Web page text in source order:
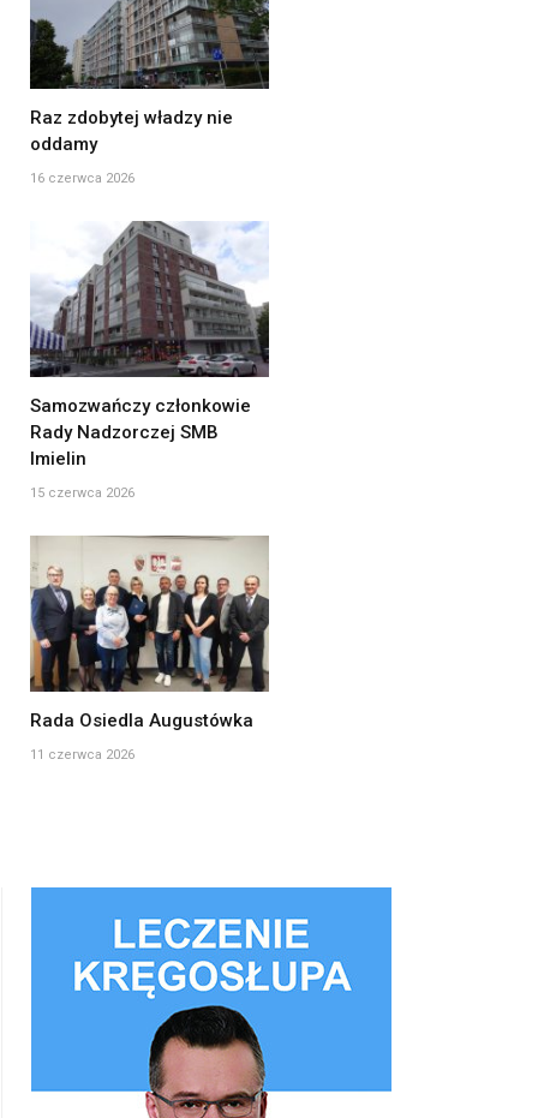
Raz zdobytej władzy nie
oddamy
16 czerwca 2026
Samozwańczy członkowie
Rady Nadzorczej SMB
Imielin
15 czerwca 2026
Rada Osiedla Augustówka
11 czerwca 2026